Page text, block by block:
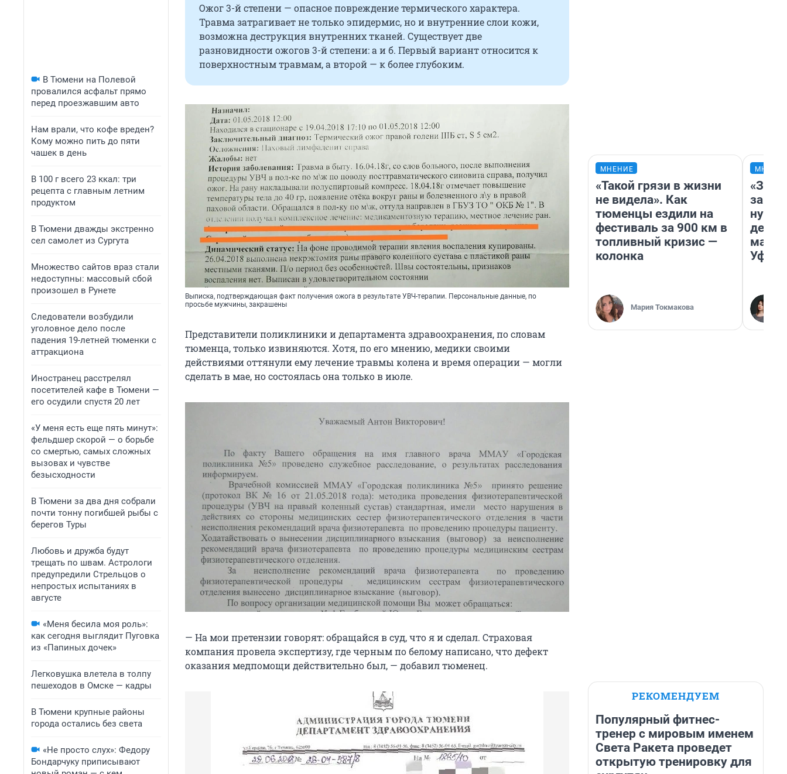
В Тюмени на Полевой
провалился асфальт прямо
перед проезжавшим авто
Нам врали, что кофе вреден?
Кому можно пить до пяти
чашек в день
В 100 г всего 23 ккал: три
рецепта с главным летним
продуктом
В Тюмени дважды экстренно
сел самолет из Сургута
Множество сайтов враз стали
недоступны: массовый сбой
произошел в Рунете
Следователи возбудили
уголовное дело после
падения 19-летней тюменки с
аттракциона
Иностранец расстрелял
посетителей кафе в Тюмени —
его осудили спустя 20 лет
«У меня есть еще пять минут»:
фельдшер скорой — о борьбе
со смертью, самых сложных
вызовах и чувстве
безысходности
В Тюмени за два дня собрали
почти тонну погибшей рыбы с
берегов Туры
Любовь и дружба будут
трещать по швам. Астрологи
предупредили Стрельцов о
непростых испытаниях в
августе
«Меня бесила моя роль»:
как сегодня выглядит Пуговка
из «Папиных дочек»
Легковушка влетела в толпу
пешеходов в Омске — кадры
В Тюмени крупные районы
города остались без света
«Не просто слух»: Федору
Бондарчуку приписывают
Ожог 3-й степени — опасное повреждение термического характера.
Травма затрагивает не только эпидермис, но и внутренние слои кожи,
возможна деструкция внутренних тканей. Существует две
разновидности ожогов 3-й степени: а и б. Первый вариант относится к
поверхностным травмам, а второй — к более глубоким.
Выписка, подтверждающая факт получения ожога в результате УВЧ-терапии. Персональные данные, по
просьбе мужчины, закрашены
Представители поликлиники и департамента здравоохранения, по словам
тюменца, только извиняются. Хотя, по его мнению, медики своими
действиями оттянули ему лечение травмы колена и время операции — могли
сделать в мае, но состоялась она только в июле.
— На мои претензии говорят: обращайся в суд, что я и сделал. Страховая
компания провела экспертизу, где черным по белому написано, что дефект
оказания медпомощи действительно был, — добавил тюменец.
МНЕНИЕ
«Такой грязи в жизни
не видела». Как
тюменцы ездили на
фестиваль за 900 км в
топливный кризис —
колонка
Мария Токмакова
дела
Уфа
РЕКОМЕНДУЕМ
Популярный фитнес-
тренер с мировым именем
Света Ракета проведет
открытую тренировку для